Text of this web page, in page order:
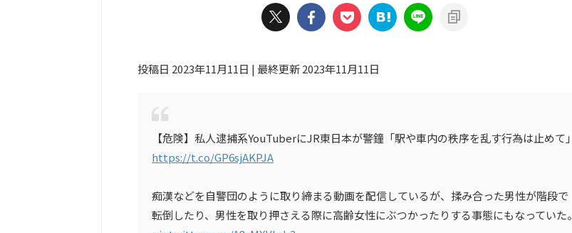
投稿日 2023年11月11日 | 最終更新 2023年11月11日
【危険】私人逮捕系YouTuberにJR東日本が警鐘「駅や車内の秩序を乱す行為は止めて」
https://t.co/GP6sjAKPJA
痴漢などを自警団のように取り締まる動画を配信しているが、揉み合った男性が階段で
転倒したり、男性を取り押さえる際に高齢女性にぶつかったりする事態にもなっていた。